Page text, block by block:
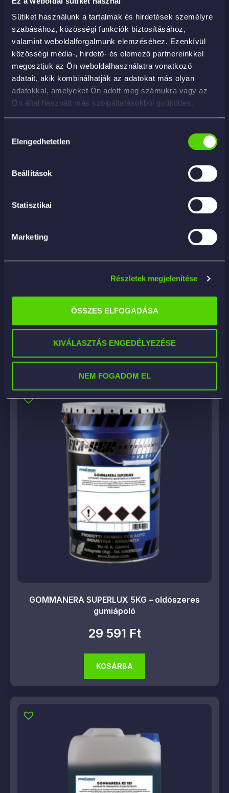
Sütiket használunk a tartalmak és hirdetések személyre
szabásához, közösségi funkciók biztosításához,
valamint weboldalforgalmunk elemzéséhez. Ezenkívül
közösségi média-, hirdető- és elemező partnereinkkel
megosztjuk az Ön weboldalhasználatra vonatkozó
adatait, akik kombinálhatják az adatokat más olyan
adatokkal, amelyeket Ön adott meg számukra vagy az
Ön által használt más szolgáltatásokból gyűjtöttek.
kiválasztása
Elengedhetetlen
Beállítások
Statisztikai
Marketing
Részletek megjelenítése
ÖSSZES ELFOGADÁSA
KIVÁLASZTÁS ENGEDÉLYEZÉSE
NEM FOGADOM EL
KOSÁRBA
POLISH PROFUMATA MELA 5KG – belső
műanyagápoló
22 644Ft
GOMMANERA SUPERLUX 5KG – oldószeres
gumiápoló
29 591 Ft
KOSÁRBA